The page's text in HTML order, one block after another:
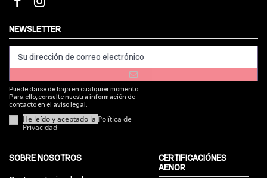
NEWSLETTER
Puede darse de baja en cualquier momento.
Para ello, consulte nuestra información de
contacto en el aviso legal.
He leído y aceptado la Política de
Privacidad
SOBRE NOSOTROS
CERTIFICACIÓNES
AENOR